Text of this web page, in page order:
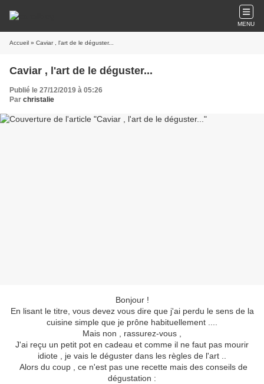
MENU
Accueil » Caviar , l'art de le déguster...
Caviar , l'art de le déguster...
Publié le 27/12/2019 à 05:26
Par christalie
Bonjour !
En lisant le titre, vous devez vous dire que j'ai perdu le sens de la
cuisine simple que je prône habituellement ....
Mais non , rassurez-vous ,
J'ai reçu un petit pot en cadeau et comme il ne faut pas mourir
idiote , je vais le déguster dans les règles de l'art ..
Alors du coup , ce n'est pas une recette mais des conseils de
dégustation :